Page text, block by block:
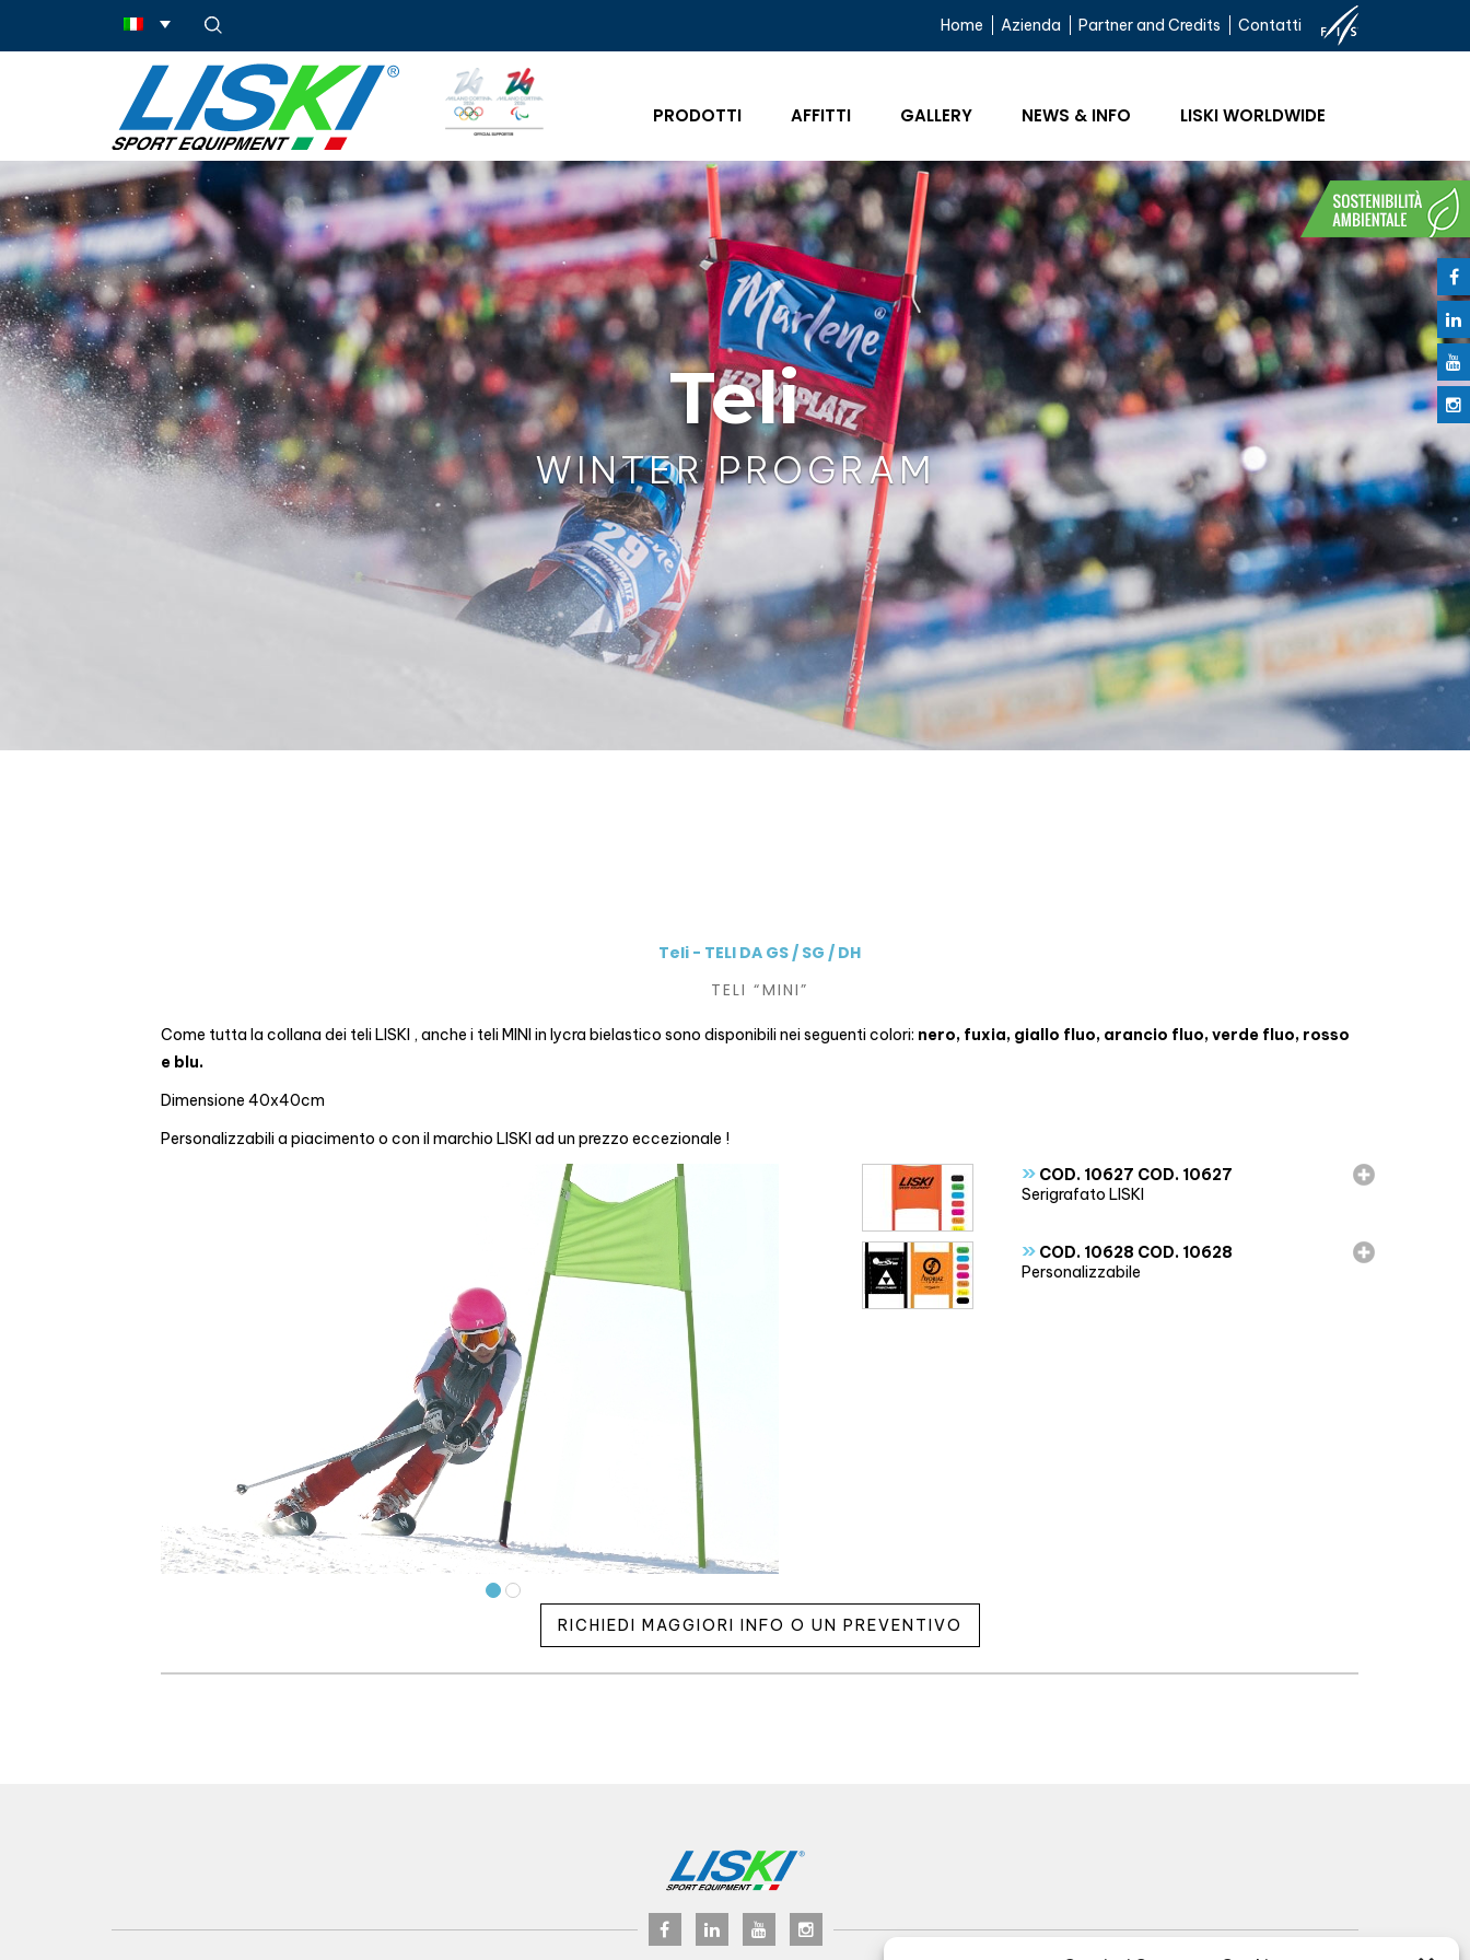
Home Azienda Partner and Credits Contatti
PRODOTTI AFFITTI GALLERY NEWS & INFO LISKI WORLDWIDE
Teli
WINTER PROGRAM
Teli - TELI DA GS / SG / DH
TELI “MINI”
Come tutta la collana dei teli LISKI , anche i teli MINI in lycra bielastico sono disponibili nei seguenti colori: nero, fuxia, giallo fluo, arancio fluo, verde fluo, rosso
e blu.
Dimensione 40x40cm
Personalizzabili a piacimento o con il marchio LISKI ad un prezzo eccezionale !
» COD. 10627 COD. 10627
Serigrafato LISKI
» COD. 10628 COD. 10628
Personalizzabile
RICHIEDI MAGGIORI INFO O UN PREVENTIVO